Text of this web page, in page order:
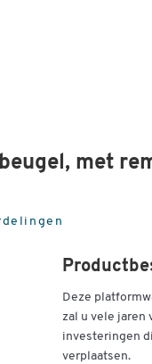
met
Deze
zal u vele jaren
investeringen
verplaatsen.